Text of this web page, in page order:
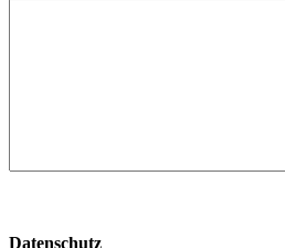
dieses
Datenschutz